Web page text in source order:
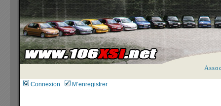
Connexion M’enregistrer